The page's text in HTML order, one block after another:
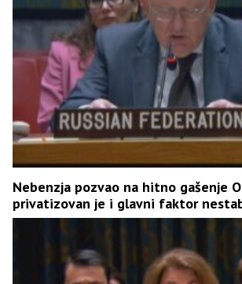
Nebenzja pozvao na hitno gašenje
privatizovan je i glavni faktor